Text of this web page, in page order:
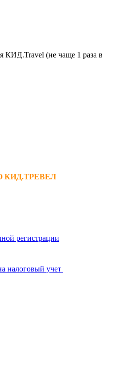
КИД.Travel (не чаще 1 раза в
регистрации
налоговый учет